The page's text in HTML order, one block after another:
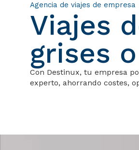
Agencia de viajes de empresa
Viajes
grises o
Con Destinux, tu empresa
experto, ahorrando costes,